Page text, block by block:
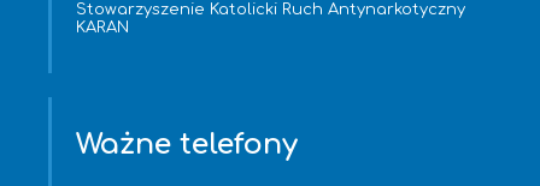
Stowarzyszenie Katolicki Ruch Antynarkotyczny
KARAN
Ważne telefony